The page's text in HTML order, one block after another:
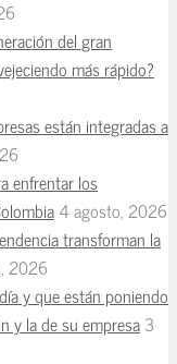
del gran
más rápido?
están integradas a
enfrentar los
4 agosto, 2026
transforman la
2026
y que están poniendo
y la de su empresa3